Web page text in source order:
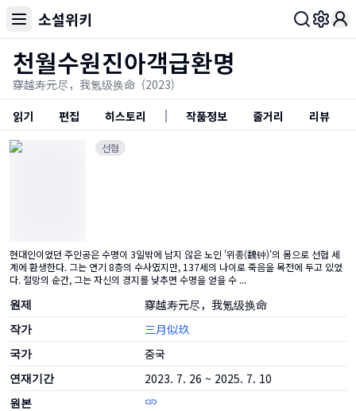
소설위키
천월수원진아객급환명
穿越寿元尽，我氪级换命 (2023)
읽기
편집 히스토리 작품정보 줄거리 리뷰
선협
현대인이었던 주인공은 수명이 3일밖에 남지 않은 노인 '위종(魏钟)'의 몸으로 선협 세
계에 환생한다. 그는 연기 8층의 수사였지만, 137세의 나이로 죽음을 목전에 두고 있었
다. 절망의 순간, 그는 자신의 경지를 낮추면 수명을 얻을 수 ...
원제 穿越寿元尽，我氪级换命
작가 三月似玖
국가 중국
연재기간 2023. 7. 26 ~ 2025. 7. 10
원본